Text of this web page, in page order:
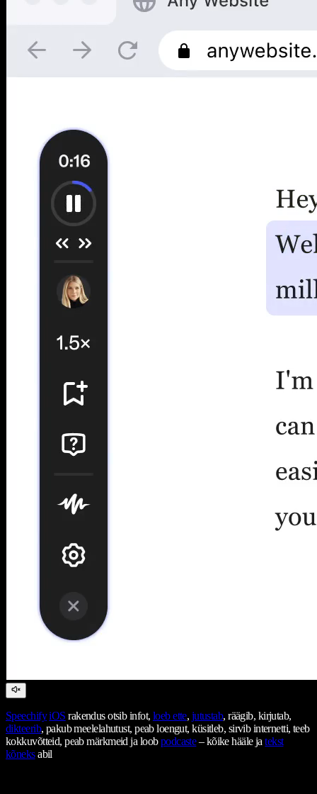
Speechify iOS rakendus otsib infot, loeb ette, jutustab, räägib, kirjutab,
dikteerib, pakub meelelahutust, peab loengut, küsitleb, sirvib internetti, teeb
kokkuvõtteid, peab märkmeid ja loobpodcaste– kõike hääle jatekst
kõneksabil